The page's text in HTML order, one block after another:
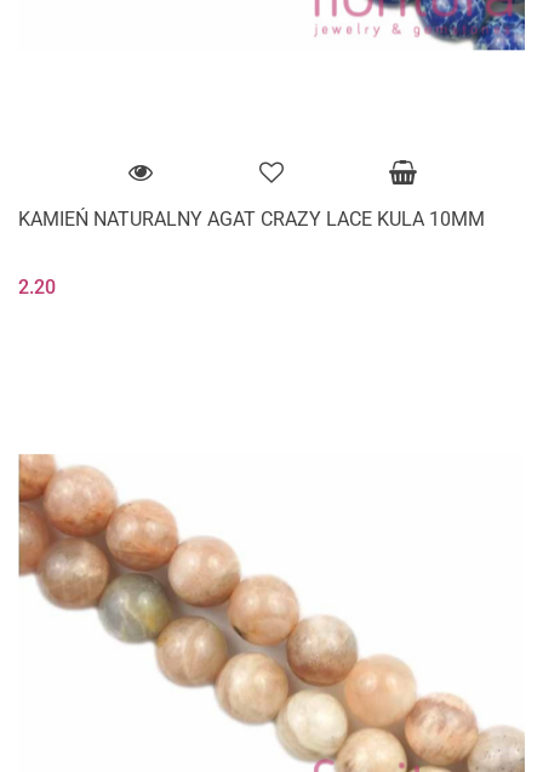
KAMIEŃ NATURALNY AGAT CRAZY LACE KULA 10MM
2.20